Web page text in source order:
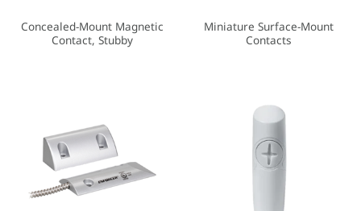
Concealed-Mount Magnetic
Contact, Stubby
Miniature Surface-Mount
Contacts